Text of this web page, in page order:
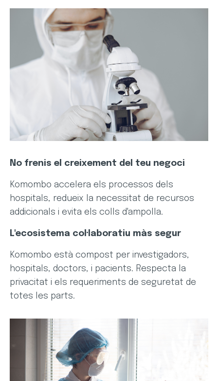
No frenis el creixement del teu negoci
Komombo accelera els processos dels
hospitals, redueix la necessitat de recursos
addicionals i evita els colls d'ampolla.
L'ecosistema col·laboratiu màs segur
Komombo està compost per investigadors,
hospitals, doctors, i pacients. Respecta la
privacitat i els requeriments de seguretat de
totes les parts.